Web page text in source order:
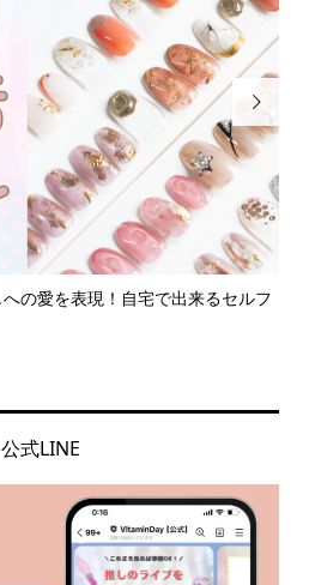
【2024年版】オタク友達へのプレゼン

公式LINE